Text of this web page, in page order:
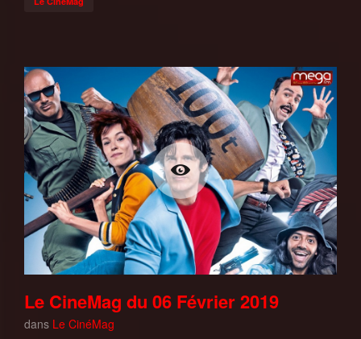
Le CineMag du 06 Février 2019
dans Le CinéMag